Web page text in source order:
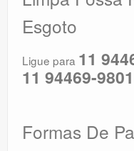
Esgoto
Ligue para 11
11 94469-9801
Formas De